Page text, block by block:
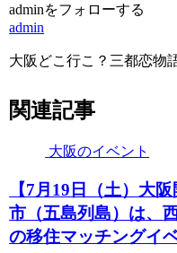
adminをフォローする
admin
大阪どこ行こ？三都恋物
関連記事
大阪のイベント
【7月19日（土） 大阪
市（五島列島）は、
の移住マッチングイ